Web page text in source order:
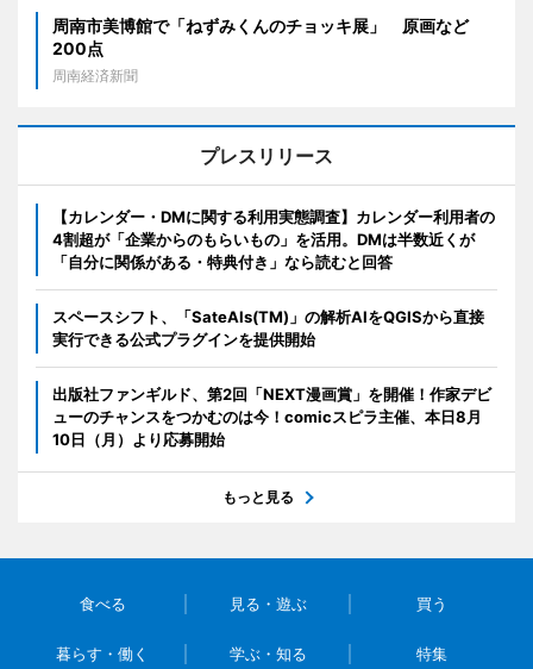
周南市美博館で「ねずみくんのチョッキ展」 原画など
200点
周南経済新聞
プレスリリース
【カレンダー・DMに関する利用実態調査】カレンダー利用者の
4割超が「企業からのもらいもの」を活用。DMは半数近くが
「自分に関係がある・特典付き」なら読むと回答
スペースシフト、「SateAIs(TM)」の解析AIをQGISから直接
実行できる公式プラグインを提供開始
出版社ファンギルド、第2回「NEXT漫画賞」を開催！作家デビ
ューのチャンスをつかむのは今！comicスピラ主催、本日8月
10日（月）より応募開始
もっと見る
食べる 見る・遊ぶ 買う
暮らす・働く 学ぶ・知る 特集